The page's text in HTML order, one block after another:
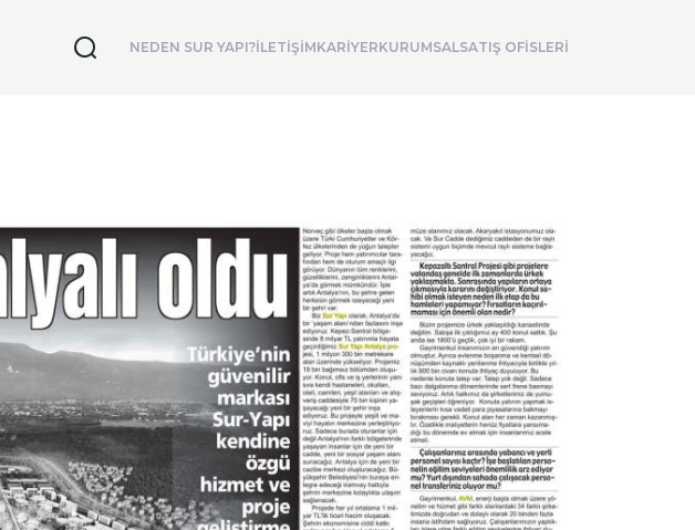
NEDEN SUR YAPI?İLETİŞİMKARİYERKURUMSALSATIŞ OFİSLERİ